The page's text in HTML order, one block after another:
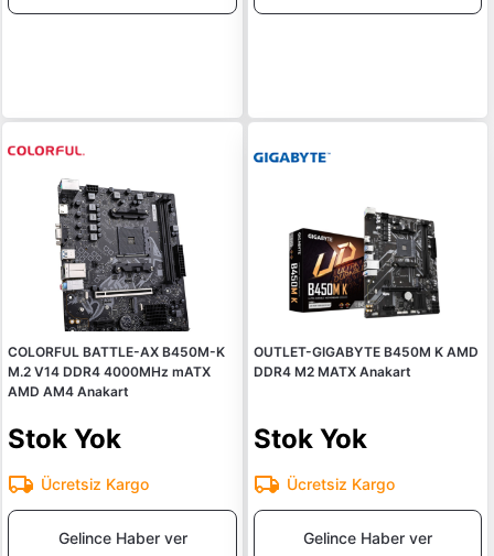
COLORFUL BATTLE-AX B450M-K
M.2 V14 DDR4 4000MHz mATX
AMD AM4 Anakart
Stok Yok
Ücretsiz Kargo
Gelince Haber ver
OUTLET-GIGABYTE B450M K AMD
DDR4 M2 MATX Anakart
Stok Yok
Ücretsiz Kargo
Gelince Haber ver